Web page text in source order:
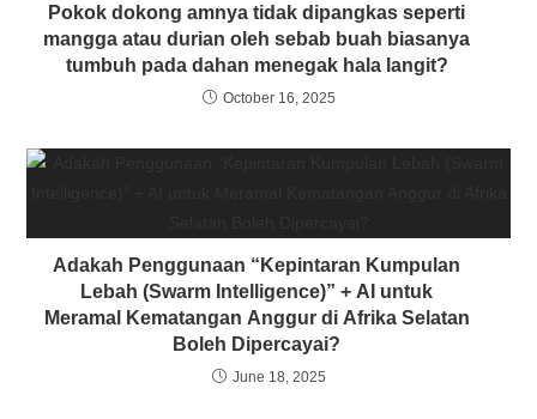
Pokok dokong amnya tidak dipangkas seperti
mangga atau durian oleh sebab buah biasanya
tumbuh pada dahan menegak hala langit?
October 16, 2025
Adakah Penggunaan “Kepintaran Kumpulan
Lebah (Swarm Intelligence)” + AI untuk
Meramal Kematangan Anggur di Afrika Selatan
Boleh Dipercayai?
June 18, 2025